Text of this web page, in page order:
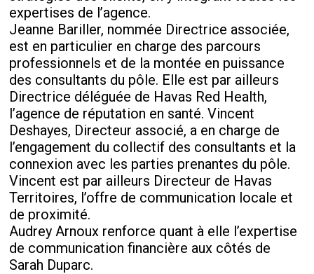
expertises de l’agence.
Jeanne Bariller, nommée Directrice associée,
est en particulier en charge des parcours
professionnels et de la montée en puissance
des consultants du pôle. Elle est par ailleurs
Directrice déléguée de Havas Red Health,
l’agence de réputation en santé. Vincent
Deshayes, Directeur associé, a en charge de
l’engagement du collectif des consultants et la
connexion avec les parties prenantes du pôle.
Vincent est par ailleurs Directeur de Havas
Territoires, l’offre de communication locale et
de proximité.
Audrey Arnoux renforce quant à elle l’expertise
de communication financière aux côtés de
Sarah Duparc.